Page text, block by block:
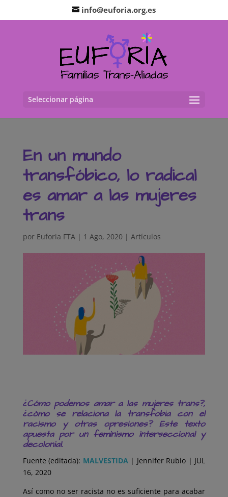
info@euforia.org.es
Seleccionar página
En un mundo
transfóbico, lo radical
es amar a las mujeres
trans
por Euforia FTA| 1 Ago, 2020 | Artículos
¿Cómo podemos amar a las mujeres trans?,
¿cómo se relaciona la transfobia con el
racismo y otras opresiones? Este texto
apuesta por un feminismo interseccional y
decolonial.
Fuente (editada): MALVESTIDA| Jennifer Rubio | JUL
16, 2020
Así como no ser racista no es suficiente para acabar